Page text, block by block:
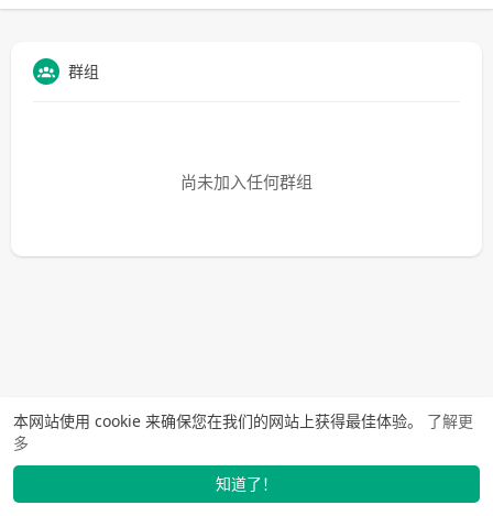
本网站使用 cookie 来确保您在我们的网站上获得最佳体验。 了解更
多
知道了！
群组
尚未加入任何群组
发布